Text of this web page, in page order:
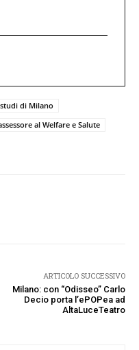
di Milano
al Welfare e Salute
ARTICOLO SUCCESSIVO
Milano: con “Odisseo” Carlo
Decio porta l’ePOPea ad
AltaLuceTeatro